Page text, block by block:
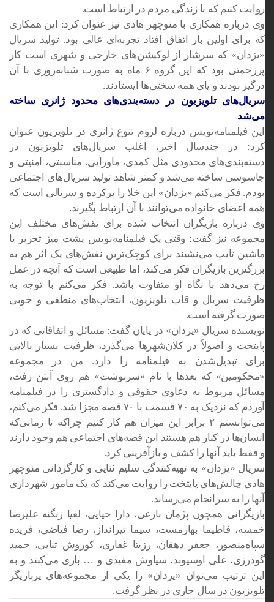
روایت کنیم که با زندگی مردم در ارتباط است.
وی درباره همکاری با منوچهر هادی نیز عنوان کرد: این همکاری
که برای اولین باراتفاق افتادتجربه‌ای عالی بود. تولید سریال
«یزدان» که سرشار از لوکیشن‌های خارجی و شهری است کار
پرزحمتی بود که این گروه ۶ ماه به صورت شبانه‌روزی با آن
درگیر بودند و پای همه سختی‌ها ایستادند.
سریال‌های تلویزیون در دسته‌بندی‌های محدود ژانری ساخته
می‌شد
اینفیلمنامه‌نویسدرباره لزوم تنوع ژانری در تلویزیون عنوان
کرد: در چندسال اخیر، اغلب سریال‌های تلویزیون در
دسته‌بندی‌های محدودی مثل کمدی، ماورایی، مناسبتی، امنیتی و
جاسوسی ساخته می‌شد و کمتر شاهد تولید سریال‌های اجتماعی
بودم. فکر می‌کنم «یزدان» اینخلارا پرکرده و سریالی است که
همه اعضای خانواده می‌توانند با آن ارتباط بگیرند.
وی درباره بازیگران انتخاب شده برای نقش‌های مختلف این
مجموعه نیز گفت: وقتی یکفیلمنامه‌نویسپشت میز تحریر یا
ماشین تایپ می‌نشیند برای کوچک‌ترین نقش‌های یک اثر هم به
بزرگترین بازیگران فکر می‌کند، اما طبیعی است که آنچه در عمل
رخ می‌دهد با نگاه او متفاوت باشد. فکر می‌کنم با توجه به
ظرفیت سریال و قاب تلویزیون، انتخاب‌های منطقی و خوبی
صورت گرفته است.
نویسنده سریال «یزدان» در پایان گفت: مسائل و اتفاقاتی که در
پایتخت و اصولاً در کلان‌شهرها می‌گذرد، ظرفیت بسیار بالایی
برای تبدیل‌شدن به فیلمنامه را دارد. من در مجموعه
«محکومین» که بعدها با نام «سرنوشت» هم روی آنتن رفت،
مسائل مربوط به دعاوی حقوقی و دادگستری را در فیلمنامه
آوردم که نزدیک به ۷۰ قسمت با ۷۰
قصهمجزا شد. فکر می‌کنم،
می‌توانستم ۲ برابر این میزان هم کار کنیم چراکه تا زمانی‌که
انسان‌ها در کنار هم هستند این قصه‌های اجتماعی هم وجود دارند
و فقط باید آنها را کشف و بازآفرینی کرد.
سریال «یزدان» به تهیه‌کنندگی سلیم ثنایی و کارگردانی منوچهر
هادی چالش‌های پایتخت را روایت می‌کند که یک مامور شهرداری
آنها را به سرانجام می‌رساند.
بازیگرانی همچون پژمان بازغی، دارا حیایی،لعیازنگنه علیرضا
خمسه، فاطیمابهارمست، سیما تیرانداز، رضا فیاضی، فریده
سپاه‌منصور، جعفر دهقان، رزیتا غفاری، کوروش ثنایی، حمید
گودرزی، علیاوسیوند، سیاوش مفیدی و … بازی می‌کنند و به
این ترتیب می‌توان «یزدان» را یکی از مجموعه‌هایپربازیگر
تلویزیون درسال جاری در نظر گرفت.